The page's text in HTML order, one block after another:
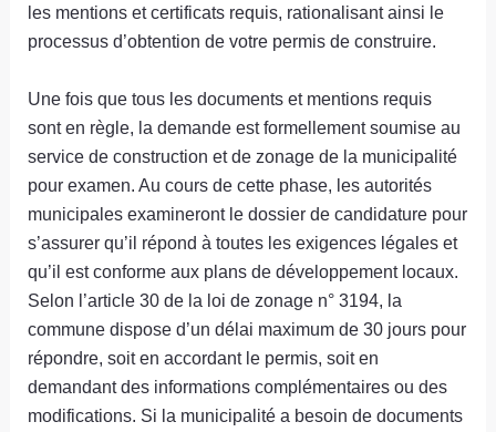
les mentions et certificats requis, rationalisant ainsi le
processus d’obtention de votre permis de construire.
Une fois que tous les documents et mentions requis
sont en règle, la demande est formellement soumise au
service de construction et de zonage de la municipalité
pour examen. Au cours de cette phase, les autorités
municipales examineront le dossier de candidature pour
s’assurer qu’il répond à toutes les exigences légales et
qu’il est conforme aux plans de développement locaux.
Selon l’article 30 de la loi de zonage n° 3194, la
commune dispose d’un délai maximum de 30 jours pour
répondre, soit en accordant le permis, soit en
demandant des informations complémentaires ou des
modifications. Si la municipalité a besoin de documents